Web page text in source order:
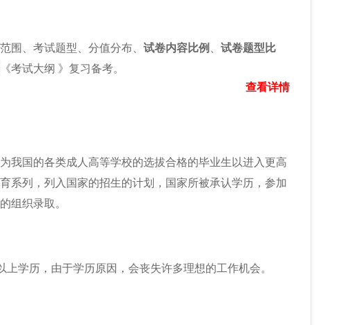
围、考试题型、分值分布、 试卷内容比例、 试卷题型比
考试大纲 》复习备考。
查看详情
我国的各类成人高等学校的选拔合格的毕业生以进入更高
系列，列入国家的招生的计划，国家所被承认学历，参加
组织录取。
学历，由于学历原因，会丧失许多理想的工作机会。